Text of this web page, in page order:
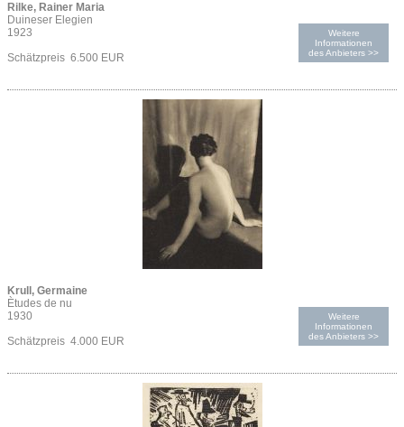
Rilke, Rainer Maria
Duineser Elegien
1923
Schätzpreis 6.500 EUR
Weitere
Informationen
des Anbieters >>
Krull, Germaine
Ètudes de nu
1930
Schätzpreis 4.000 EUR
Weitere
Informationen
des Anbieters >>